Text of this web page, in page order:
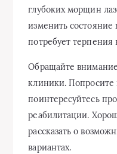
глубоких морщин
изменить
потребует терпения
Обращайте
клиники. Попросите
поинтересуйтесь
реабилитации.
рассказать о
вариантах.